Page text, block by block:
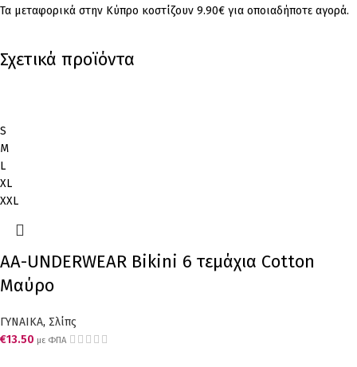
Τα μεταφορικά στην Κύπρο κοστίζουν 9.90€ για οποιαδήποτε αγορά.
Σχετικά προϊόντα
S
M
L
XL
XXL
AA-UNDERWEAR Bikini 6 τεμάχια Cotton
Μαύρο
ΓΥΝΑΙΚΑ, Σλίπς
€13.50 με ΦΠΑ